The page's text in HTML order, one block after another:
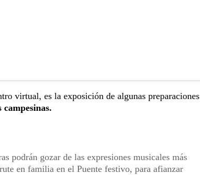
virtual, es la exposición de algunas preparaciones
podrán gozar de las expresiones musicales más
en familia en el Puente festivo, para afianzar